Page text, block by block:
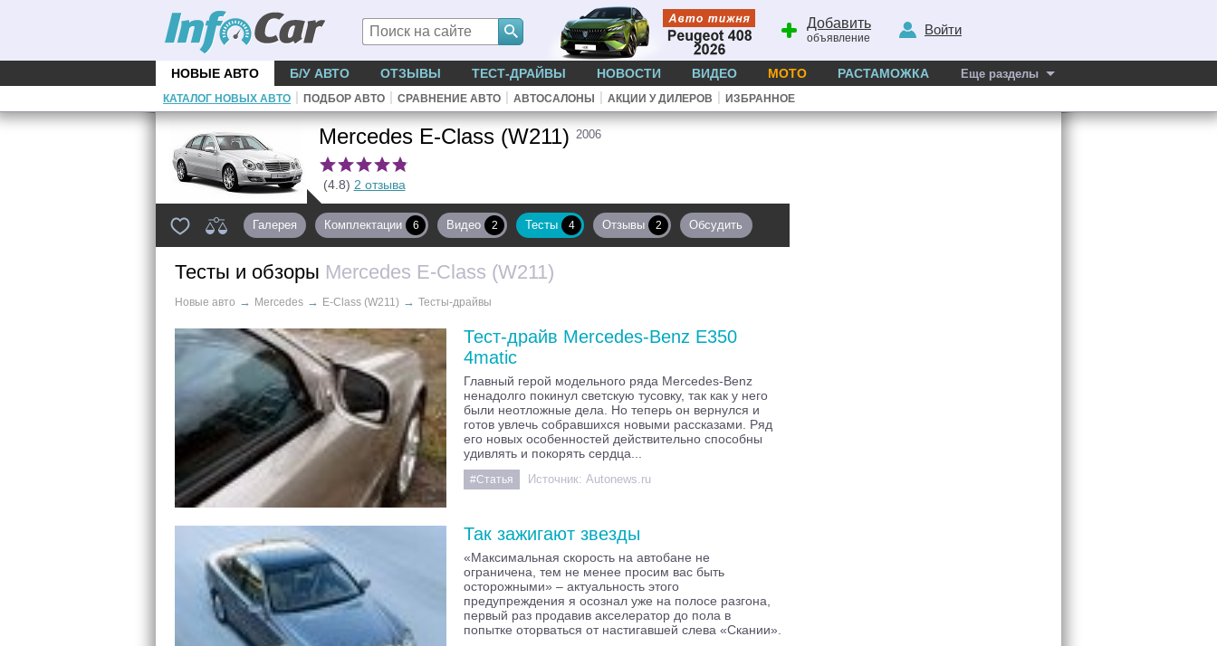
Добавить
объявление
Войти
НОВЫЕ АВТО Б/У АВТО ОТЗЫВЫ ТЕСТ-ДРАЙВЫ НОВОСТИ ВИДЕО МОТО РАСТАМОЖКА Еще разделы
КАТАЛОГ НОВЫХ АВТО | ПОДБОР АВТО | СРАВНЕНИЕ АВТО | АВТОСАЛОНЫ | АКЦИИ У ДИЛЕРОВ | ИЗБРАННОЕ
Mercedes E-Class (W211) 2006
(4.8) 2 отзыва
Галерея Комплектации 6 Видео 2 Тесты 4 Отзывы 2 Обсудить
Тесты и обзоры Mercedes E-Class (W211)
Новые авто → Mercedes → E-Class (W211) → Тесты-драйвы
Тест-драйв Mercedes-Benz E350
4matic
Главный герой модельного ряда Mercedes-Benz
ненадолго покинул светскую тусовку, так как у него
были неотложные дела. Но теперь он вернулся и
готов увлечь собравшихся новыми рассказами. Ряд
его новых особенностей действительно способны
удивлять и покорять сердца...
#Статья Источник: Autonews.ru
Так зажигают звезды
«Максимальная скорость на автобане не
ограничена, тем не менее просим вас быть
осторожными» – актуальность этого
предупреждения я осознал уже на полосе разгона,
первый раз продавив акселератор до пола в
попытке оторваться от настигавшей слева «Скании».